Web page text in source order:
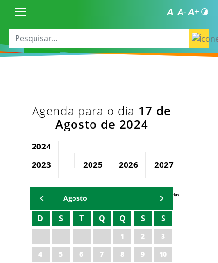
Agenda para o dia 17 de
Agosto de 2024
2024
2023
2025 2026 2027
Agenda Secretárias
Agosto
D S T Q Q S S
1 2
3
4
5 6 7 8 9
10